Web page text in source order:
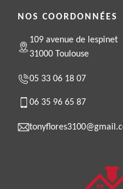
NOS COORDONNÉES
109 avenue de lespinet
31000 Toulouse
05 33 06 18 07
06 35 96 65 87